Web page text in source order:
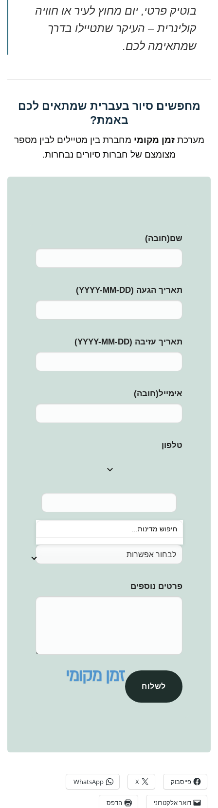
בוטיק פרטי, יום מחוץ לעיר או חוויה
קולינרית – העיקר שתטיילו בדרך
שמתאימה לכם.
מחפשים סיור בעברית שמתאים לכם
באמת?
מערכתזמן מקומי מחברת בין מטיילים לבין מספר
מצומצם של חברות סיורים נבחרות.
שם(חובה)
תאריך הגעה (YYYY-MM-DD)
תאריך עזיבה (YYYY-MM-DD)
אימייל(חובה)
טלפון
סוג הסיור המבוקש
פרטים נוספים
לשלוח
פייסבוק X
WhatsApp
דואר אלקטרוני הדפס